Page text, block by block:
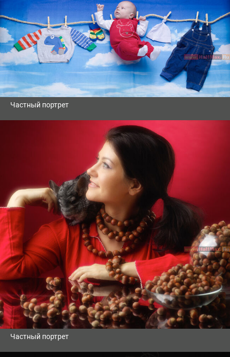
Частный портрет
Частный портрет